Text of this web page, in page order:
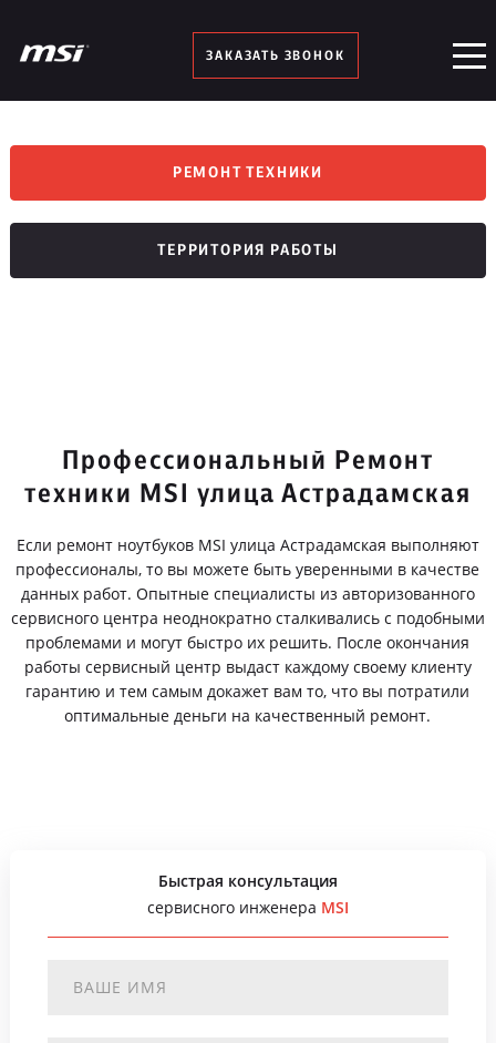
ЗАКАЗАТЬ ЗВОНОК
РЕМОНТ ТЕХНИКИ
ТЕРРИТОРИЯ РАБОТЫ
Профессиональный Ремонт
техники MSI улица Астрадамская
Если ремонт ноутбуков MSI улица Астрадамская выполняют
профессионалы, то вы можете быть уверенными в качестве
данных работ. Опытные специалисты из авторизованного
сервисного центра неоднократно сталкивались с подобными
проблемами и могут быстро их решить. После окончания
работы сервисный центр выдаст каждому своему клиенту
гарантию и тем самым докажет вам то, что вы потратили
оптимальные деньги на качественный ремонт.
Быстрая консультация
сервисного инженера MSI